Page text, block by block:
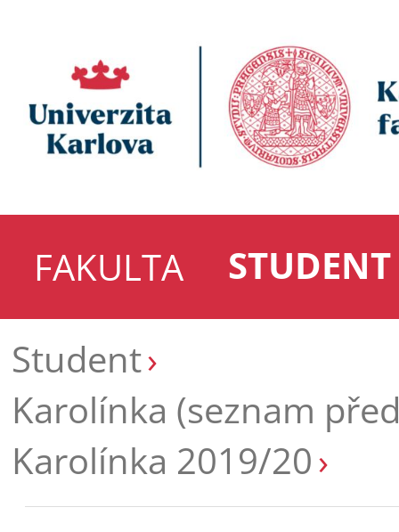
FAKULTA
STUDENT
Student
Karolínka (seznam
Karolínka 2019/20